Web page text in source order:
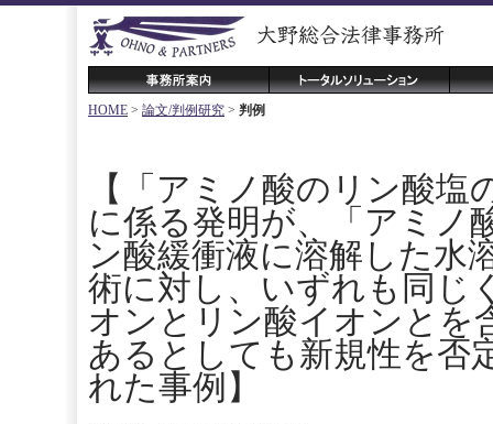
HOME > 論文/判例研究 > 判例
【「アミノ酸のリン酸塩
に係る発明が、「アミノ
ン酸緩衝液に溶解した水
術に対し、いずれも同じ
オンとリン酸イオンとを
あるとしても新規性を否
れた事例】